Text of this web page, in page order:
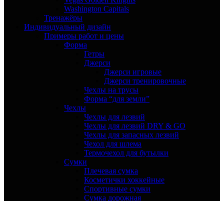
Washington Capitals
Тренажёры
Индивидуальный дизайн
Примеры работ и цены
Форма
Гетры
Джерси
Джерси игровые
Джерси тренировочные
Чехлы на трусы
Форма “для земли”
Чехлы
Чехлы для лезвий
Чехлы для лезвий DRY & GO
Чехлы для запасных лезвий
Чехол для шлема
Термочехол для бутылки
Сумки
Плечевая сумка
Косметички хоккейные
Спортивные сумки
Сумка дорожная